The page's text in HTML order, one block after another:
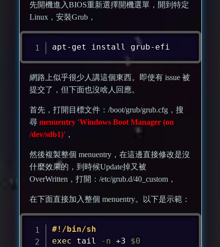
先開機進入BIOS重新選擇開機選單，開到特定
Linux，安裝Grub，
apt-get install grub-efi
網路上似乎很少人講這個東西。即使有 issue 被
提交了，但下面也沒啥人回應。
首先，打開目標文件：/boot/grub/grub.cfg，搜
尋menuentry 'Windows Boot Manager (on
/dev/sdb1)' ，
然後複製整個 menuentry，在這邊直接修改是沒
什麼效果的，到時候Update掉又被
OverWritten，打開：/etc/grub.d/40_custom，
在下面直接加入整個 menuentry。以下是示範：
#!/bin/sh
exec
tail -n +3 $0